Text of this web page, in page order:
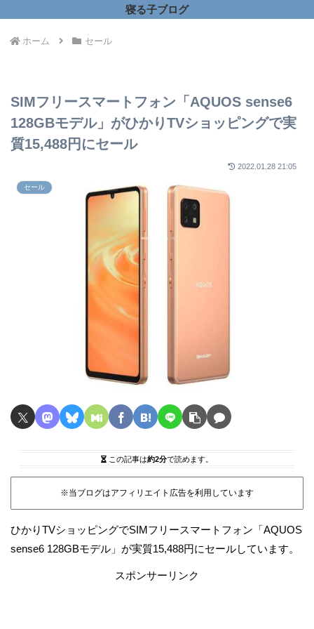
寝る子ブログ
ホーム セール
SIMフリースマートフォン「AQUOS sense6
128GBモデル」がひかりTVショッピングで実
質15,488円にセール
2022.01.28 21:05
セール
この記事は約2分で読めます。
※当ブログはアフィリエイト広告を利用しています
ひかりTVショッピングでSIMフリースマートフォン「AQUOS
sense6 128GBモデル」が実質15,488円にセールしています。
スポンサーリンク